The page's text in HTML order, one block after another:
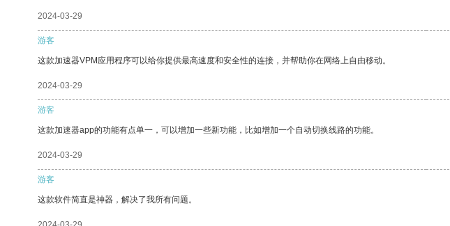
2024-03-29
游客
这款加速器VPM应用程序可以给你提供最高速度和安全性的连接，并帮助你在网络上自由移动。
2024-03-29
游客
这款加速器app的功能有点单一，可以增加一些新功能，比如增加一个自动切换线路的功能。
2024-03-29
游客
这款软件简直是神器，解决了我所有问题。